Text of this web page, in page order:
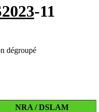
-11
dégroupé
NRA / DSLAM